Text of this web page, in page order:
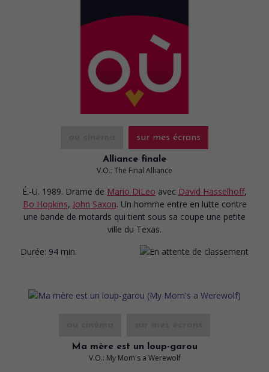
sur mes écrans
Alliance finale
V.O.: The Final Alliance
É.-U. 1989. Drame de Mario DiLeo avec David Hasselhoff,
Bo Hopkins, John Saxon. Un homme entre en lutte contre
une bande de motards qui tient sous sa coupe une petite
ville du Texas.
Durée: 94 min.
Ma mère est un loup-garou
V.O.: My Mom's a Werewolf